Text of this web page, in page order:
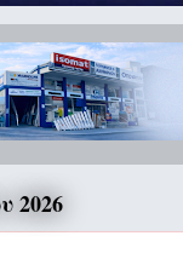
2026